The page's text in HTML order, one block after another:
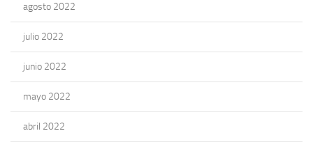
agosto 2022
julio 2022
junio 2022
mayo 2022
abril 2022